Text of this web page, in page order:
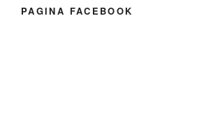
PAGINA FACEBOOK